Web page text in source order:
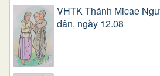
VHTK Thánh Micae
dân, ngày 12.08